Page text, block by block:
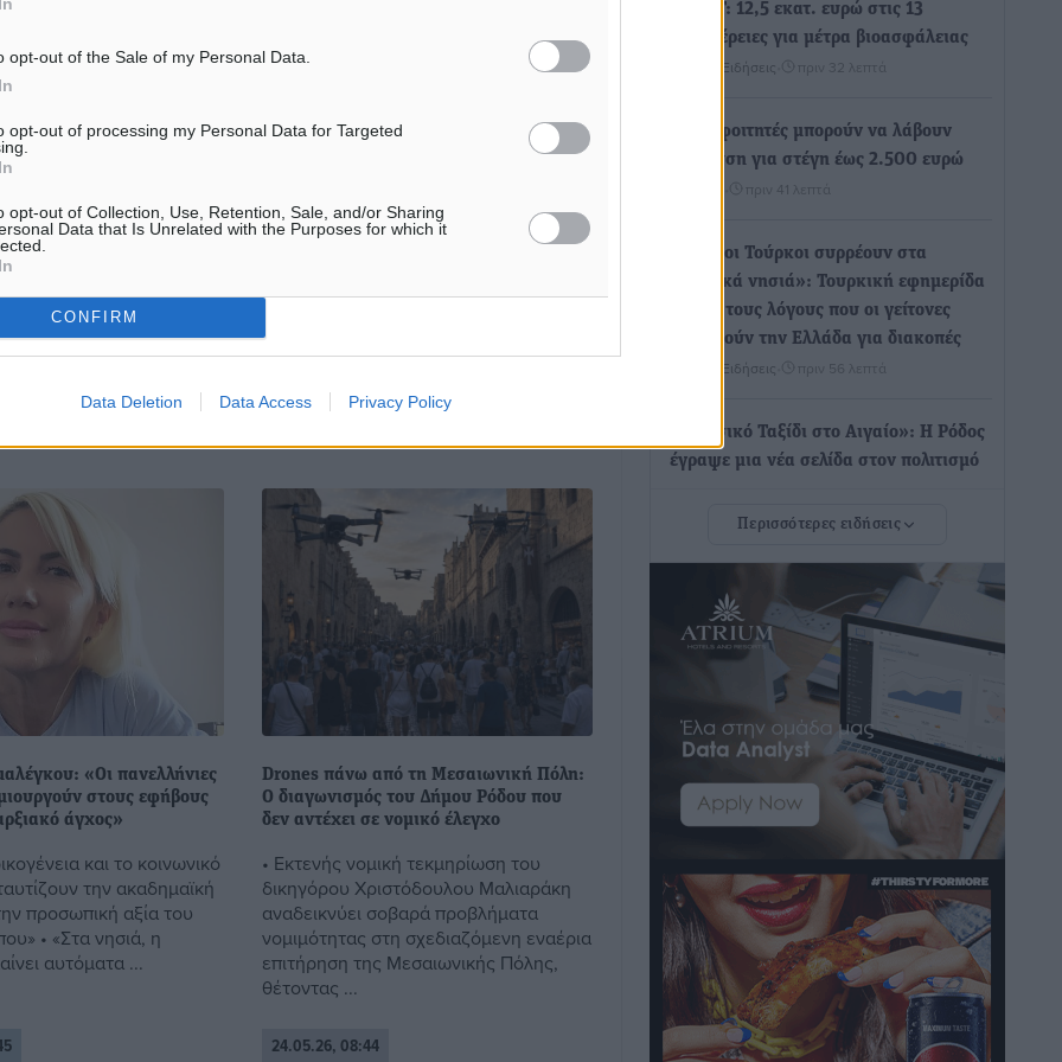
opt-out of the Sale of my Personal Data.
opt-out of processing my Personal Data for Targeted
opt-out of Collection, Use, Retention, Sale, and/or Sharing
Data that Is Unrelated with the Purposes for which it
CONFIRM
Data Deletion Data Access Privacy Policy
«Σεβασμός σε αυτούς
Νέα Δημοκρατία
περιθώρια για
προχειρότητες. Η χώρα
και σοβαρή
• «Οι πολίτες μάς
στις Ευρωεκλογές-
LED: Επτά χρόνια συμβάσεων,
εκατομμύρια σε εκκρεμότητα και μια
• Το δημοτικό συμβούλιο της Ρόδου
τροποποίηση της σύμβασης
ηλεκτροφωτισμού και έξυπνων
τεχνολογιών αξίας ...
«Οι πανελλήνιες
στους εφήβους
άγχος»
και το κοινωνικό
την ακαδημαϊκή
προσωπική αξία του
• «Στα νησιά, η
αυτόματα ...
Drones πάνω από τη Μεσαιωνική Πόλη:
Ο διαγωνισμός του Δήμου Ρόδου που
δεν αντέχει σε νομικό έλεγχο
• Εκτενής νομική τεκμηρίωση του
δικηγόρου Χριστόδουλου Μαλιαράκη
αναδεικνύει σοβαρά προβλήματα
νομιμότητας στη σχεδιαζόμενη εναέρια
επιτήρηση της Μεσαιωνικής Πόλης,
θέτοντας ...
24.05.26, 08:44
ΥΠΑΑΤ: 12,5 εκατ. ευρώ στις 13
Περιφέρειες για μέτρα βιοασφάλειας
Τοπικές Ειδήσεις πριν 32 λεπτά
Ποιοι φοιτητές μπορούν να λάβουν
ενίσχυση για στέγη έως 2.500 ευρώ
πριν 41 λεπτά
«Γιατί οι Τούρκοι συρρέουν στα
ελληνικά νησιά»: Τουρκική εφημερίδα
εξηγεί τους λόγους που οι γείτονες
προτιμούν την Ελλάδα για διακοπές
Τοπικές Ειδήσεις πριν 56 λεπτά
«Μουσικό Ταξίδι στο Αιγαίο»: Η Ρόδος
έγραψε μια νέα σελίδα στον πολιτισμό
Νοσοκομείου Ρόδου και αντιμετώπιση
των ελλείψεων προσωπικού
ανακοίνωσε ο Άδωνις Γεωργιάδης
πριν 1 ώρα
Iατρικός Σύλλογος Ροδου προς Α.
Γεωργιάδη: Στρατηγικές Προτάσεις για
την Ενίσχυση της Δημόσιας Υγείας στη
Νησιωτική Ελλάδα και στα
Τοπικές Ειδήσεις• πριν 2 ώρες
Πάνθηρες: Ξεκίνησαν αισιόδοξοι για
την παρθενική “πτήση” τους
Αθλητικά• πριν 2 ώρες
Περισσότερες ειδήσεις